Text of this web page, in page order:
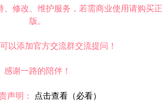
玩+简易安卓客户端+详细搭建教程
、修改、维护服务，若需商业使用请购买正
版。
以添加官方交流群交流提问！
感谢一路的陪伴！
声明： 点击查看（必看）